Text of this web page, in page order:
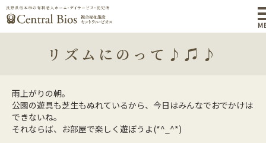
リズムにのって♪♫♪
雨上がりの朝。
公園の遊具も芝生もぬれているから、今日はみんなでおでかけは
できないね。
それならば、お部屋で楽しく遊ぼうよ(*^_^*)